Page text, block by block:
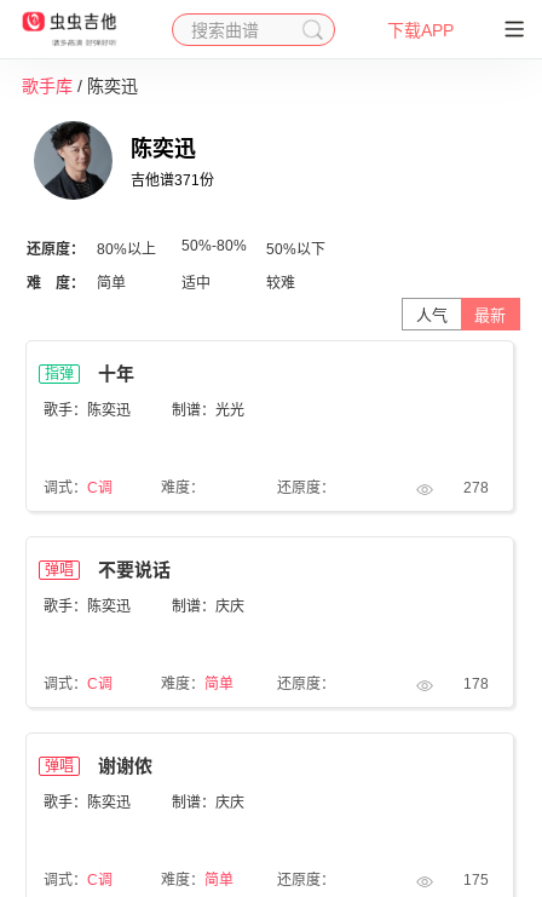
搜索曲谱 下载APP
歌手库/ 陈奕迅
陈奕迅
吉他谱371份
还原度： 80%以上 50%-80%
50%以下
难 度：
简单 适中 较难
人气 最新
指弹 十年
歌手：陈奕迅 制谱：光光
调式：C调 难度： 还原度： 278
弹唱 不要说话
歌手：陈奕迅 制谱：庆庆
调式：C调 难度： 简单 还原度： 178
弹唱 谢谢侬
歌手：陈奕迅 制谱：庆庆
调式：C调 难度： 简单 还原度： 175